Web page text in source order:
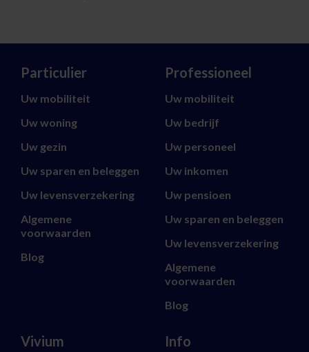
Particulier
Uw mobiliteit
Uw woning
Uw gezin
Uw sparen en beleggen
Uw levensverzekering
Algemene
voorwaarden
Blog
Professioneel
Uw mobiliteit
Uw bedrijf
Uw personeel
Uw inkomen
Uw pensioen
Uw sparen en beleggen
Uw levensverzekering
Algemene
voorwaarden
Blog
Vivium Info